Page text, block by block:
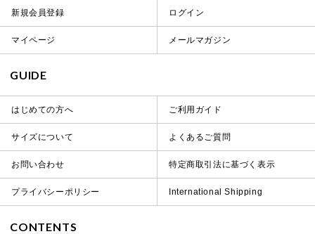
新規会員登録 ログイン
マイページ メールマガジン
GUIDE
はじめての方へ ご利用ガイド
サイズについて よくあるご質問
お問い合わせ 特定商取引法に基づく表示
プライバシーポリシー International Shipping
CONTENTS